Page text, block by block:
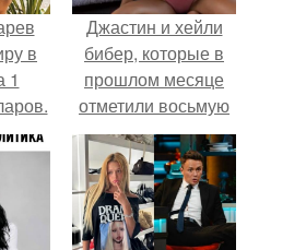
в
1
Джастин и хейли
бибер, которые в
прошлом месяце
отметили восьмую
годовщину
помолвки, показали
новые фото с
совместного
отдыха.